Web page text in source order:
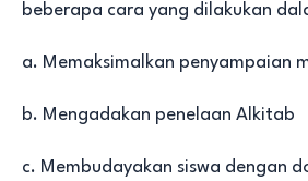
beberapa cara yang dilakukan
a. Memaksimalkan penyampaian
b. Mengadakan penelaan Alkitab
c. Membudayakan siswa dengan